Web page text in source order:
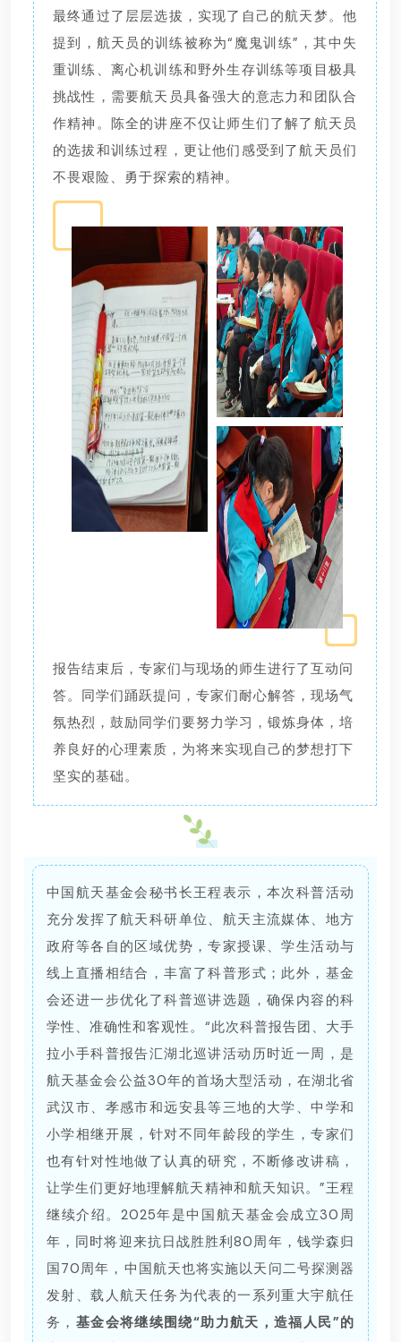
最终通过了层层选拔，实现了自己的航天梦。他
提到，航天员的训练被称为“魔鬼训练”，其中失
重训练、离心机训练和野外生存训练等项目极具
挑战性，需要航天员具备强大的意志力和团队合
作精神。陈全的讲座不仅让师生们了解了航天员
的选拔和训练过程，更让他们感受到了航天员们
不畏艰险、勇于探索的精神。
报告结束后，专家们与现场的师生进行了互动问
答。同学们踊跃提问，专家们耐心解答，现场气
氛热烈，鼓励同学们要努力学习，锻炼身体，培
养良好的心理素质，为将来实现自己的梦想打下
坚实的基础。
中国航天基金会秘书长王程表示，本次科普活动
充分发挥了航天科研单位、航天主流媒体、地方
政府等各自的区域优势，专家授课、学生活动与
线上直播相结合，丰富了科普形式；此外，基金
会还进一步优化了科普巡讲选题，确保内容的科
学性、准确性和客观性。“此次科普报告团、大手
拉小手科普报告汇湖北巡讲活动历时近一周，是
航天基金会公益30年的首场大型活动，在湖北省
武汉市、孝感市和远安县等三地的大学、中学和
小学相继开展，针对不同年龄段的学生，专家们
也有针对性地做了认真的研究，不断修改讲稿，
让学生们更好地理解航天精神和航天知识。”王程
继续介绍。2025年是中国航天基金会成立30周
年，同时将迎来抗日战胜胜利80周年，钱学森归
国70周年，中国航天也将实施以天问二号探测器
发射、载人航天任务为代表的一系列重大宇航任
务， 基金会将继续围绕“助力航天，造福人民”的